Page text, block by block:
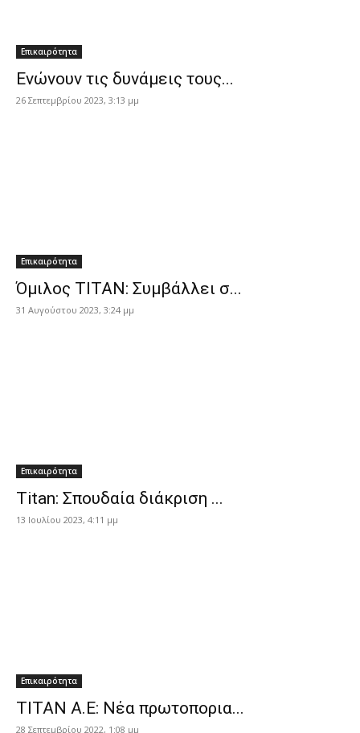
Επικαιρότητα
Ενώνουν τις δυνάμεις τους...
26 Σεπτεμβρίου 2023, 3:13 μμ
Επικαιρότητα
Όμιλος TITAN: Συμβάλλει σ...
31 Αυγούστου 2023, 3:24 μμ
Επικαιρότητα
Titan: Σπουδαία διάκριση ...
13 Ιουλίου 2023, 4:11 μμ
Επικαιρότητα
ΤΙΤΑΝ Α.Ε: Νέα πρωτοπορια...
28 Σεπτεμβρίου 2022, 1:08 μμ